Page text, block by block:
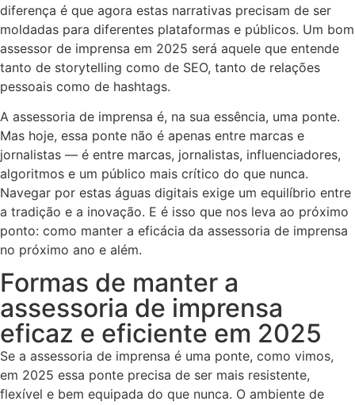
diferença é que agora estas narrativas precisam de ser
moldadas para diferentes plataformas e públicos. Um bom
assessor de imprensa em 2025 será aquele que entende
tanto de storytelling como de SEO, tanto de relações
pessoais como de hashtags.
A assessoria de imprensa é, na sua essência, uma ponte.
Mas hoje, essa ponte não é apenas entre marcas e
jornalistas — é entre marcas, jornalistas, influenciadores,
algoritmos e um público mais crítico do que nunca.
Navegar por estas águas digitais exige um equilíbrio entre
a tradição e a inovação. E é isso que nos leva ao próximo
ponto: como manter a eficácia da assessoria de imprensa
no próximo ano e além.
Formas de manter a
assessoria de imprensa
eficaz e eficiente em 2025
Se a assessoria de imprensa é uma ponte, como vimos,
em 2025 essa ponte precisa de ser mais resistente,
flexível e bem equipada do que nunca. O ambiente de